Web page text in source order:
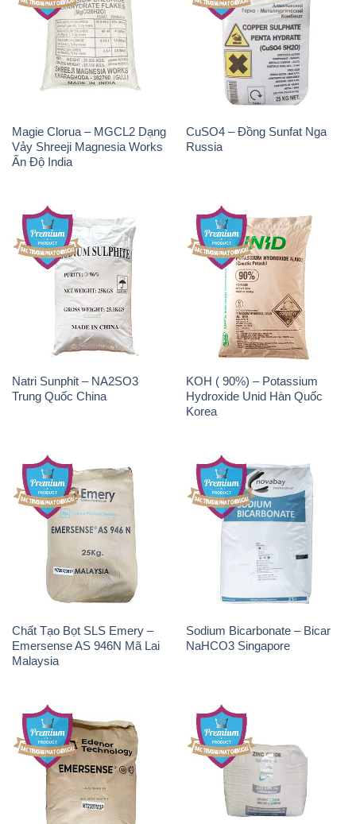
Magie Clorua – MGCL2 Dạng
Vảy Shreeji Magnesia Works
Ấn Độ India
CuSO4 – Đồng Sunfat Nga
Russia
Natri Sunphit – NA2SO3
Trung Quốc China
KOH ( 90%) – Potassium
Hydroxide Unid Hàn Quốc
Korea
Chất Tạo Bọt SLS Emery –
Emersense AS 946N Mã Lai
Malaysia
Sodium Bicarbonate – Bicar
NaHCO3 Singapore